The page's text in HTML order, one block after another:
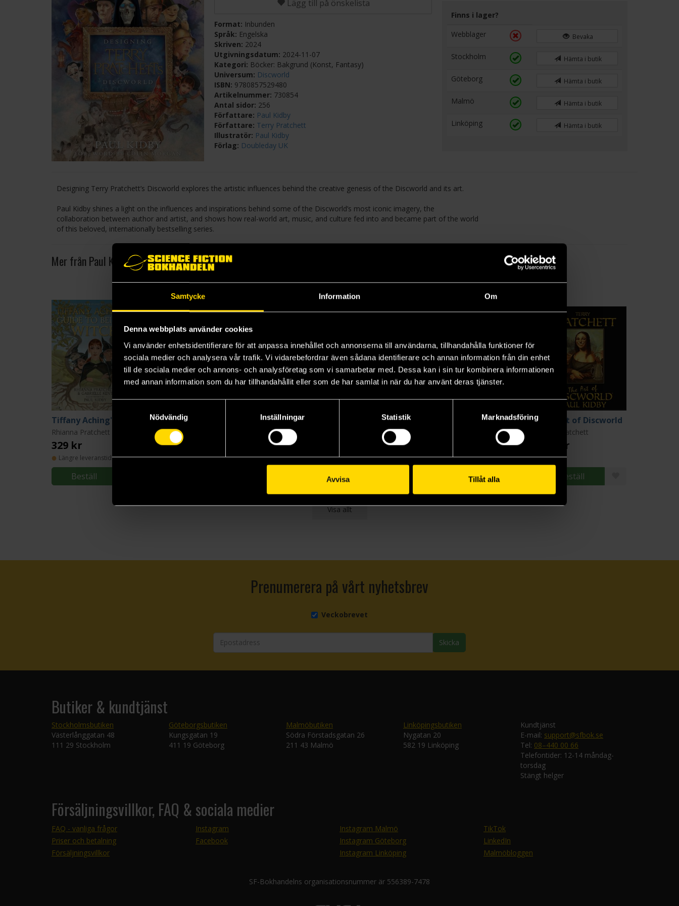
Samtycke Information Om
Denna webbplats använder cookies
Vi använder enhetsidentifierare för att anpassa innehållet och annonserna till användarna, tillhandahålla funktioner för
sociala medier och analysera vår trafik. Vi vidarebefordrar även sådana identifierare och annan information från din enhet
till de sociala medier och annons- och analysföretag som vi samarbetar med. Dessa kan i sin tur kombinera informationen
med annan information som du har tillhandahållit eller som de har samlat in när du har använt deras tjänster.
Nödvändig
Inställningar Statistik Marknadsföring
Avvisa Tillåt alla
Lägg till på önskelista
Format: Inbunden
Språk: Engelska
Skriven: 2024
Utgivningsdatum: 2024-11-07
Kategori: Böcker: Bakgrund (Konst, Fantasy)
Universum: Discworld
ISBN: 9780857529480
Artikelnummer: 730854
Antal sidor: 256
Författare: Paul Kidby
Författare: Terry Pratchett
Illustratör: Paul Kidby
Förlag: Doubleday UK
Finns i lager?
Webblager
Bevaka
Stockholm Hämta i butik
Göteborg Hämta i butik
Malmö Hämta i butik
Linköping Hämta i butik
Designing Terry Pratchett’s Discworld explores the artistic influences behind the creative genesis of the Discworld and its art.
Paul Kidby shines a light on the influences and inspirations behind some of the Discworld’s most iconic imagery, the
collaboration between author and artist, and shows how real-world art, music, and culture fed into and became part of the world
of this beloved, internationally bestselling series.
Mer från Paul Kidby
Rhianna Pratchett
329 kr
Längre leveranstid
Beställ
Terry Pratchett
299 kr
Terry Pratchett
159 kr
The Wee Free Men
Terry Pratchett
A Hat Full of Sky
Beställ
The Art of Discworld
Terry Pratchett
299 kr
Beställ
Visa allt
Prenumerera på vårt nyhetsbrev
Veckobrevet
Skicka
Butiker & kundtjänst
Stockholmsbutiken
Västerlånggatan 48
111 29 Stockholm
Göteborgsbutiken
Kungsgatan 19
411 19 Göteborg
Malmöbutiken
Södra Förstadsgatan 26
211 43 Malmö
Linköpingsbutiken
Nygatan 20
582 19 Linköping
Kundtjänst
E-mail: support@sfbok.se
Tel: 08–440 00 66
Telefontider: 12-14 måndag-
torsdag
Stängt helger
Försäljningsvillkor, FAQ & sociala medier
FAQ - vanliga frågor
Priser och betalning
Försäljningsvillkor
Instagram
Facebook
Instagram Malmö
Instagram Göteborg
Instagram Linköping
TikTok
LinkedIn
Malmöbloggen
SF-Bokhandelns organisationsnummer är 556389-7478